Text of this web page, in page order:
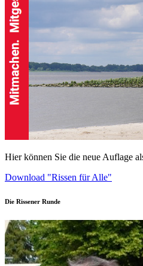
Hier können Sie die neue Auflage
Download "Rissen für Alle"
Die Rissener Runde